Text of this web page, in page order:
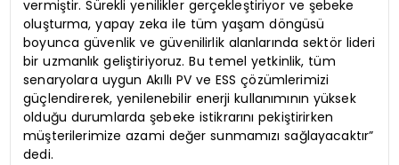
vermiştir. Sürekli yenilikler gerçekleştiriyor ve şebeke
oluşturma, yapay zeka ile tüm yaşam döngüsü
boyunca güvenlik ve güvenilirlik alanlarında sektör lideri
bir uzmanlık geliştiriyoruz. Bu temel yetkinlik, tüm
senaryolara uygun Akıllı PV ve ESS çözümlerimizi
güçlendirerek, yenilenebilir enerji kullanımının yüksek
olduğu durumlarda şebeke istikrarını pekiştirirken
müşterilerimize azami değer sunmamızı sağlayacaktır”
dedi.